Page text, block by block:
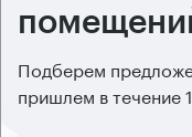
Подберем
пришлем в течение